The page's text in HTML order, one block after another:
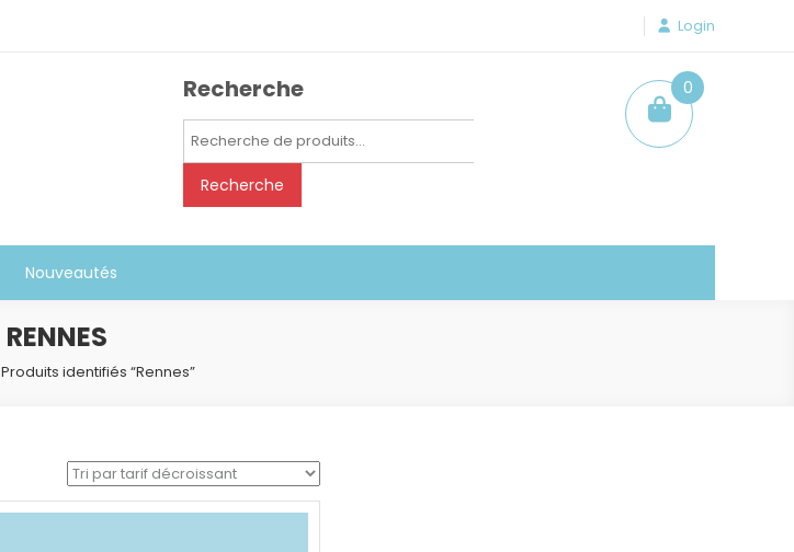
Login
Recherche
Recherche
Recherche
0
item
Nouveautés
RENNES
Produits identifiés “Rennes”